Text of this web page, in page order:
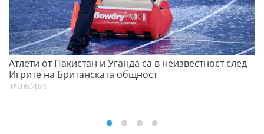
Атлети от Пакистан и Уганда са в неизвестност след
Игрите на Британската общност
05.08.2026